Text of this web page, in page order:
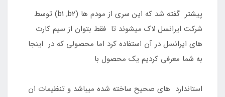
پیشتر گفته شد که این سری از مودم ها (b1 ,b2) توسط
شرکت ایرانسل لاک میشوند تا فقط بتوان از سیم کارت
های ایرانسل در آن استفاده کرد اما محصولی که در اینجا
به شما معرفی کردیم یک محصول با
استاندارد های صحیح ساخته شده میباشد و تنظیمات ان